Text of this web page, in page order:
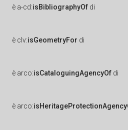
è a-cd:isBibliographyOf di
è clv:isGeometryFor di
è arco:isCataloguingAgencyOf di
è arco: